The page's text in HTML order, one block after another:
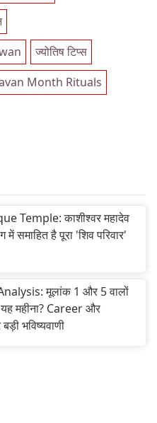
ज्योतिष टिप्स
Month Rituals
Temple: काशीश्वर महादेव
में समाहित है पूरा 'शिव परिवार'
मूलांक 1 और 5 वालों
महीना? Career और
भविष्यवाणी